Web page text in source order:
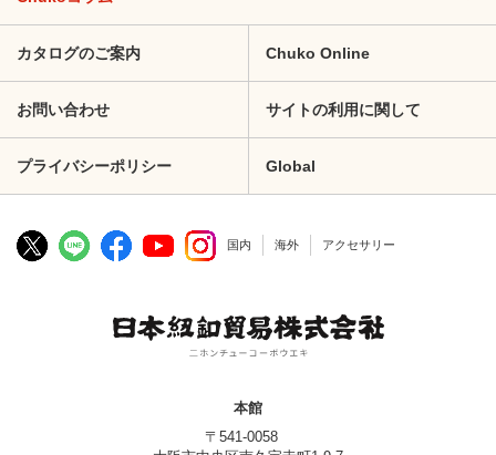
カタログのご案内 Chuko Online
お問い合わせ サイトの利用に関して
プライバシーポリシー Global
国内 海外 アクセサリー
本館
〒541-0058